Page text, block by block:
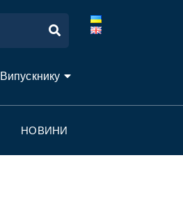
Випускнику
НОВИНИ